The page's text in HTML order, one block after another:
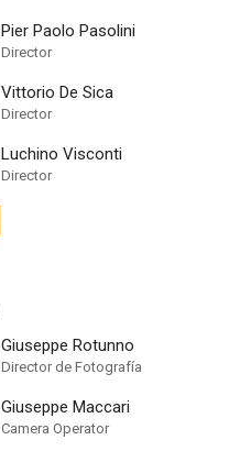
Pier Paolo Pasolini
Director
Vittorio De Sica
Director
Luchino Visconti
Director
Giuseppe Rotunno
Director de Fotografía
Giuseppe Maccari
Camera Operator